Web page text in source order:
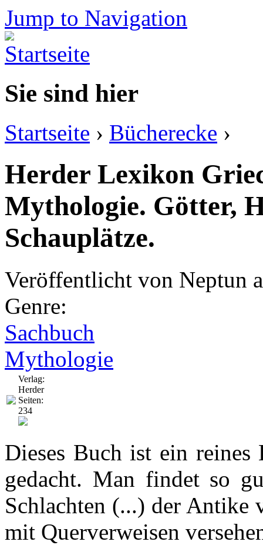
Jump to Navigation
Sie sind hier
Startseite › Bücherecke ›
Herder Lexikon
Mythologie. Götter,
Schauplätze.
Veröffentlicht von Neptun
Genre:
Sachbuch
Mythologie
Verlag:
Herder
Seiten:
234
Dieses Buch ist ein reines
gedacht. Man findet so
Schlachten (...) der
mit Querverweisen